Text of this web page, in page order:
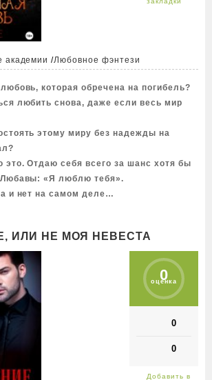
академии /Любовное фэнтези
которая обречена на погибель?
любить снова, даже если весь мир
этому миру без надежды на
Отдаю себя всего за шанс хотя бы
«Я люблю тебя».
и нет на самом деле…
ИЛИ НЕ МОЯ НЕВЕСТА
0
оценка
0
0